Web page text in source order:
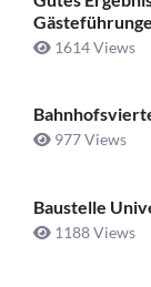
1614 Views
977 Views
Baustelle
1188 Views